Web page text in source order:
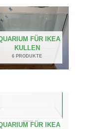
FÜR IKEA
KULLEN
6 PRODUKTE
FÜR IKEA